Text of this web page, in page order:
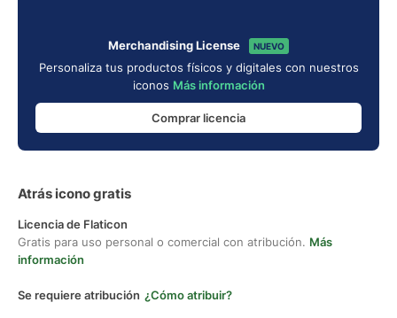
Merchandising License NUEVO
Personaliza tus productos físicos y digitales con nuestros
iconos Más información
Comprar licencia
Atrás icono gratis
Licencia de Flaticon
Gratis para uso personal o comercial con atribución. Más
información
Se requiere atribución ¿Cómo atribuir?